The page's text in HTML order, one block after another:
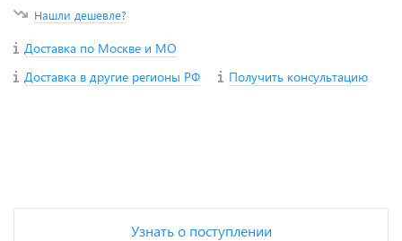
Нашли дешевле?
Доставка по Москве и МО
Доставка в другие регионы РФ
Получить консультацию
Узнать о поступлении